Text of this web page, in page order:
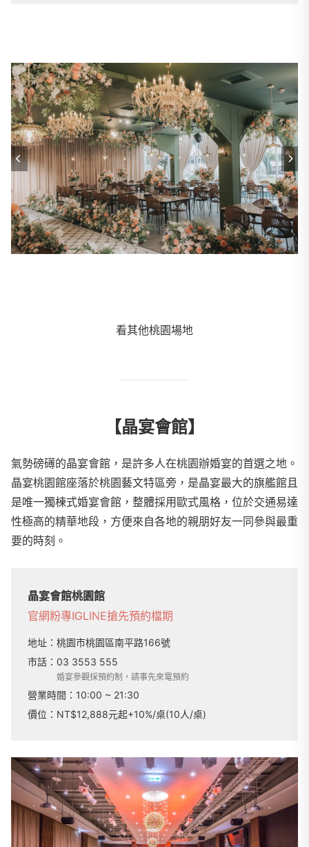
看其他桃園場地
【晶宴會館】
氣勢磅礡的晶宴會館，是許多人在桃園辦婚宴的首選之地。
晶宴桃園館座落於桃園藝文特區旁，是晶宴最大的旗艦館且
是唯一獨棟式婚宴會館，整體採用歐式風格，位於交通易達
性極高的精華地段，方便來自各地的親朋好友一同參與最重
要的時刻。
晶宴會館桃園館
官網粉專IGLINE搶先預約檔期
地址： 桃園市桃園區南平路166號
市話： 03 3553 555
婚宴參觀採預約制，請事先來電預約
營業時間： 10:00 ~ 21:30
價位：NT$12,888元起+10%/桌(10人/桌)